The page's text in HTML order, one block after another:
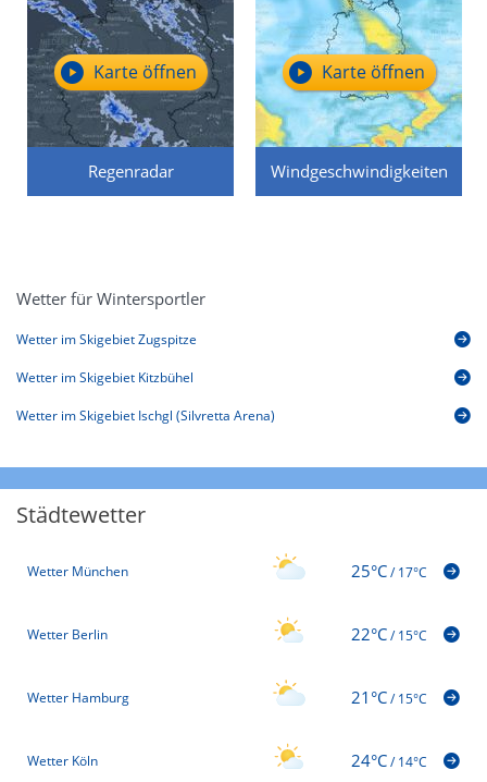
Regenradar
Karte öffnen
Windgeschwindigkeiten
Karte öffnen
Wetter für Wintersportler
Wetter im Skigebiet Zugspitze
Wetter im Skigebiet Kitzbühel
Wetter im Skigebiet Ischgl (Silvretta Arena)
Städtewetter
Wetter München 25°C/17°C
Wetter Berlin 22°C/15°C
Wetter Hamburg 21°C/15°C
Wetter Köln 24°C/14°C